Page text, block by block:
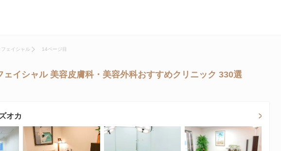
フェイシャル 14ページ目
ェイシャル 美容皮膚科・美容外科おすすめクリニック 330選
オカ